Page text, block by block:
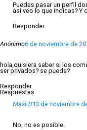
Puedes pasar un perfil
así veo lo que indicas? Y
Responder
Anónimo6 de noviembre de
hola,quisiera saber si los
ser privados? se puede?
Responder
Respuestas
MasFB13 de noviembre
No, no es posible.